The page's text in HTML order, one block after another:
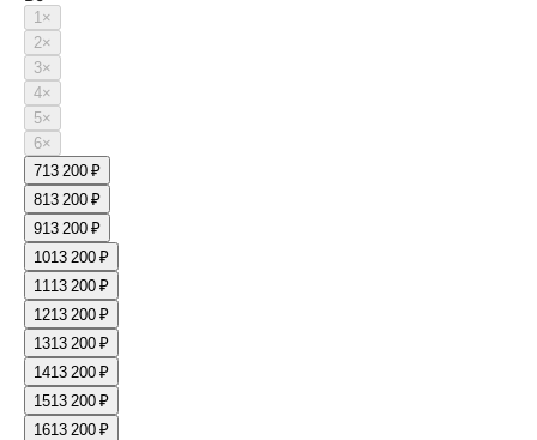
1×
2×
3×
4×
5×
6×
713 200 ₽
813 200 ₽
913 200 ₽
1013 200 ₽
1113 200 ₽
1213 200 ₽
1313 200 ₽
1413 200 ₽
1513 200 ₽
1613 200 ₽